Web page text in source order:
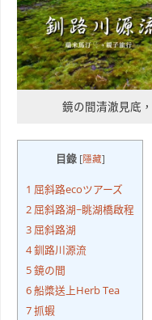
鏡の間清澈見底
目錄 [隱藏]
1 屈斜路ecoツアーズ
2 屈斜路湖~眺湖橋啟程
3 屈斜路湖
4釧路川源流
5鏡の間
6船槳送上Herb Tea
7抓蝦